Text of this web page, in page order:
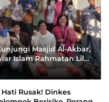
Masjid Al-Akbar,
Islam Rahmatan Lil
Rusak! Dinkes